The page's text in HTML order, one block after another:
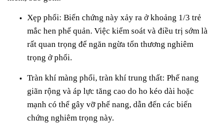
Xẹp phổi: Biến chứng này xảy ra ở khoảng 1/3 trẻ
mắc hen phế quản. Việc kiểm soát và điều trị sớm là
rất quan trọng để ngăn ngừa tổn thương nghiêm
trọng ở phổi.
Tràn khí màng phổi, tràn khí trung thất: Phế nang
giãn rộng và áp lực tăng cao do ho kéo dài hoặc
mạnh có thể gây vỡ phế nang, dẫn đến các biến
chứng nghiêm trọng này.